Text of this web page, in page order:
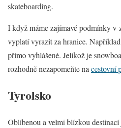
skateboarding.
I když máme zajímavé podmínky v
vyplatí vyrazit za hranice.
přímo vyhlášené. Jelikož je
rozhodně nezapomeňte na cestovní
Tyrolsko
Oblíbenou a velmi blízkou